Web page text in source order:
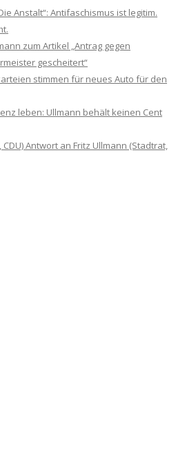
Anstalt“: Antifaschismus ist legitim.
zum Artikel „Antrag gegen
gescheitert“
stimmen für neues Auto für den
leben: Ullmann behält keinen Cent
Antwort an Fritz Ullmann (Stadtrat,